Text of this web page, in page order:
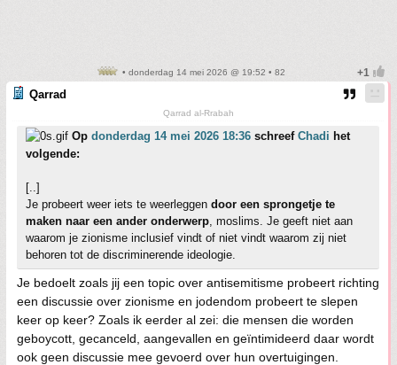
• donderdag 14 mei 2026 @ 19:52 • 82
Qarrad
Qarrad al-Rrabah
Op donderdag 14 mei 2026 18:36 schreef Chadi het
volgende:
[..]
Je probeert weer iets te weerleggen door een sprongetje te
maken naar een ander onderwerp, moslims. Je geeft niet aan
waarom je zionisme inclusief vindt of niet vindt waarom zij niet
behoren tot de discriminerende ideologie.
Je bedoelt zoals jij een topic over antisemitisme probeert richting
een discussie over zionisme en jodendom probeert te slepen
keer op keer? Zoals ik eerder al zei: die mensen die worden
geboycott, gecanceld, aangevallen en geïntimideerd daar wordt
ook geen discussie mee gevoerd over hun overtuigingen.